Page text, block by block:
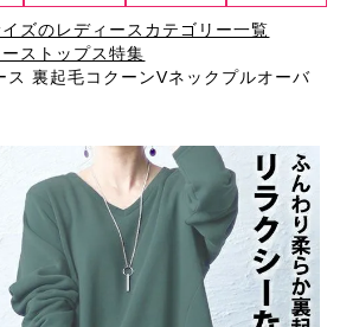
ズのレディースカテゴリー一覧
ストップス特集
ス 裏起毛コクーンVネックプルオーバ